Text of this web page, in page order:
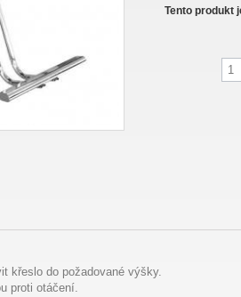
Tento produkt
křeslo do požadované výšky.
proti otáčení.